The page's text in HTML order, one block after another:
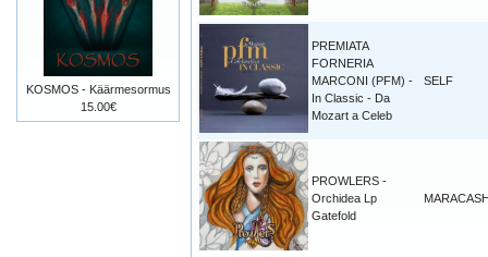
PREMIATA
FORNERIA
MARCONI (PFM) -
In Classic - Da
Mozart a Celeb
SELF
PROWLERS -
Orchidea Lp
Gatefold
KOSMOS - Käärmesormus
15.00€